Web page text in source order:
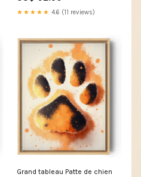
★★★★★ 4.6 (11 reviews)
Grand tableau Patte de chien